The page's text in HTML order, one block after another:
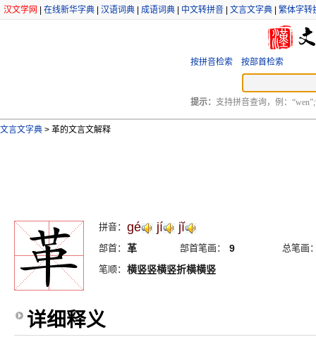
汉文学网 在线新华字典 汉语词典 成语词典 中文转拼音 文言文字典 繁体字转
按拼音检索 按部首检索
提示： 支持拼音查询，例：
文言文字典 > 革的文言文解释
拼音： gé jí jĭ
部首： 革 部首笔画： 9
总笔画
笔顺： 横竖竖横竖折横横竖
详细释义